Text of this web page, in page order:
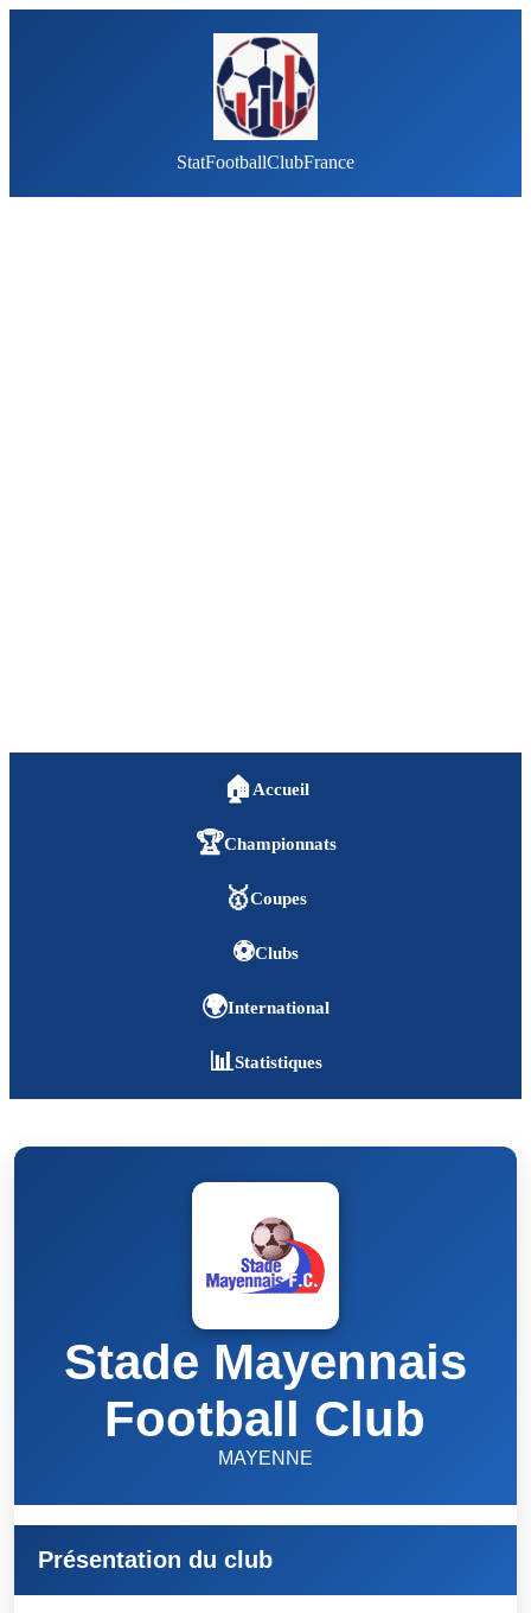
StatFootballClubFrance
🏠 Accueil
🏆Championnats
🥇Coupes
⚽Clubs
🌍International
📊Statistiques
Stade Mayennais
Football Club
MAYENNE
Présentation du club